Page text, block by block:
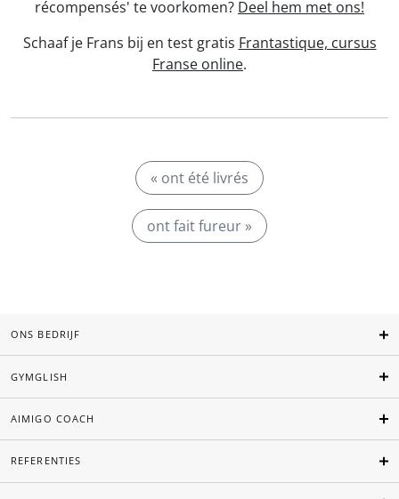
récompensés' te voorkomen? Deel hem met ons!
Schaaf je Frans bij en test gratis Frantastique, cursus
Franse online.
« ont été livrés
ont fait fureur »
ONS BEDRIJF
GYMGLISH
AIMIGO COACH
REFERENTIES